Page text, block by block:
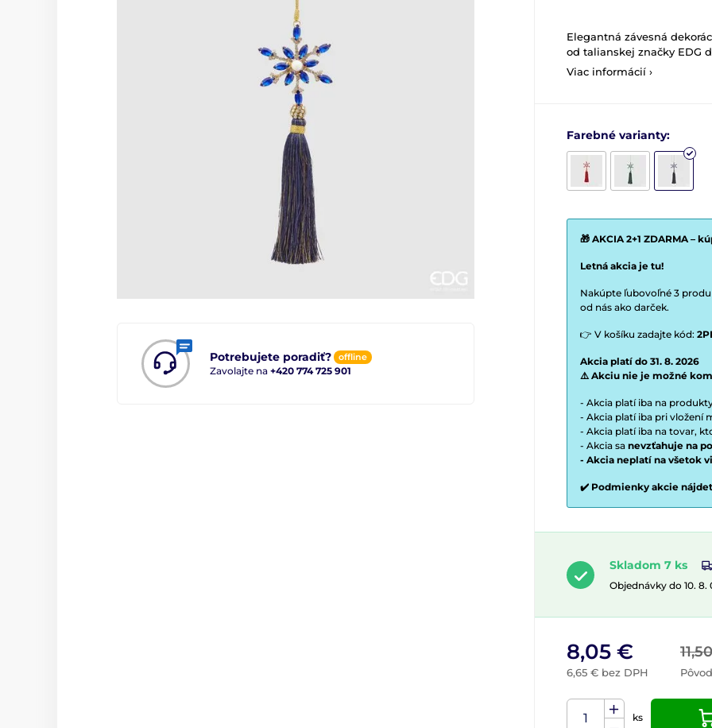
Potrebujete poradiť? offline
Zavolajte na +420 774 725 901
Elegantná závesná
od talianskej značky EDG
Viac informácií ›
Farebné varianty:
🎁 AKCIA 2+1 ZDARMA –
Letná akcia je tu!
Nakúpte ľubovoľné 3
od nás ako darček.
👉 V košíku zadajte kód:
Akcia platí do 31. 8. 2026
⚠️ Akciu nie je možné
- Akcia platí iba na
- Akcia platí iba pri vložení
- Akcia platí iba na tovar,
- Akcia sa nevzťahuje na
- Akcia neplatí na všetok
✔️ Podmienky akcie
Skladom 7 ks
Objednávky do 10.
8,05 €
6,65 € bez DPH
ks